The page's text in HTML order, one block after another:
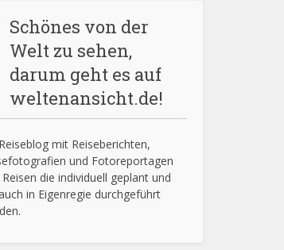
Schönes von der
Welt zu sehen,
darum geht es auf
weltenansicht.de!
mit Reiseberichten,
und Fotoreportagen
die individuell geplant und
in Eigenregie durchgeführt